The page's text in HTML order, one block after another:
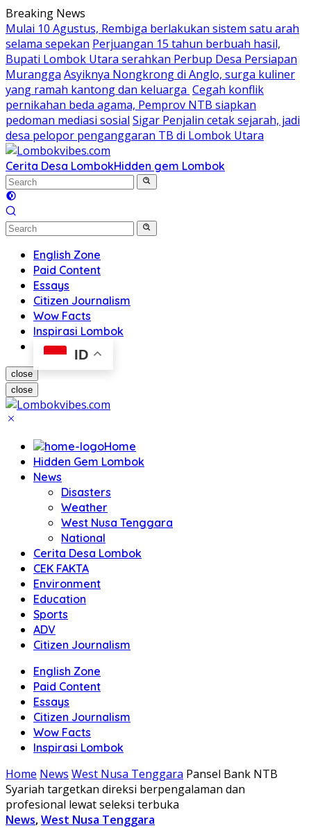
Skip
to
content
Breaking News
Mulai 10 Agustus, Rembiga berlakukan sistem satu arah
selama sepekan Perjuangan 15 tahun berbuah hasil,
Bupati Lombok Utara serahkan Perbup Desa Persiapan
Murangga Asyiknya Nongkrong di Anglo, surga kuliner
yang ramah kantong dan keluarga Cegah konflik
pernikahan beda agama, Pemprov NTB siapkan
pedoman mediasi sosial Sigar Penjalin cetak sejarah, jadi
desa pelopor penganggaran TB di Lombok Utara
Cerita Desa LombokHidden gem Lombok
English Zone
Paid Content
Essays
Citizen Journalism
Wow Facts
Inspirasi Lombok
ID
close
close
Home
Hidden Gem Lombok
News
Disasters
Weather
West Nusa Tenggara
National
Cerita Desa Lombok
CEK FAKTA
Environment
Education
Sports
ADV
Citizen Journalism
English Zone
Paid Content
Essays
Citizen Journalism
Wow Facts
Inspirasi Lombok
Home News West Nusa Tenggara Pansel Bank NTB
Syariah targetkan direksi berpengalaman dan
profesional lewat seleksi terbuka
News,West Nusa Tenggara